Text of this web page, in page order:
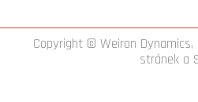
Copyright © Weiron Dynamics,
stránek a